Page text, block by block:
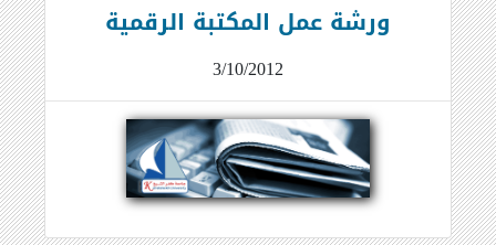
ورشة عمل المكتبة الرقمية
3/10/2012